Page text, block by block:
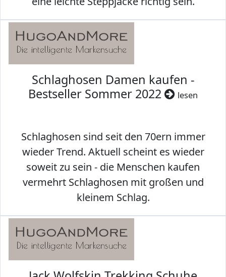
Schlaghosen Damen kaufen -
Bestseller Sommer 2022
lesen
Schlaghosen sind seit den 70ern immer
wieder Trend. Aktuell scheint es wieder
soweit zu sein - die Menschen kaufen
vermehrt Schlaghosen mit großen und
kleinem Schlag.